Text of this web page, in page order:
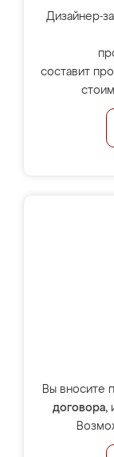
Дизайнер-
составит
Вы вносите
договора,